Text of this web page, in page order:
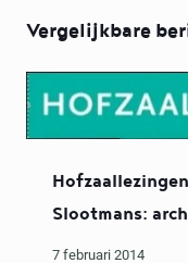
Vergelijkbare
Slootmans:
7 februari 2014